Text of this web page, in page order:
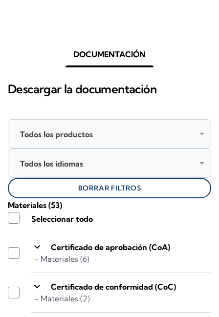
DOCUMENTACIÓN
Descargar la documentación
keyboard_arrow_down
Certificado de aprobación (CoA)
- Materiales (6)
keyboard_arrow_down
Certificado de conformidad (CoC)
- Materiales (2)
Materiales (53)
Seleccionar todo
Todos los productos
Todos los idiomas
BORRAR FILTROS